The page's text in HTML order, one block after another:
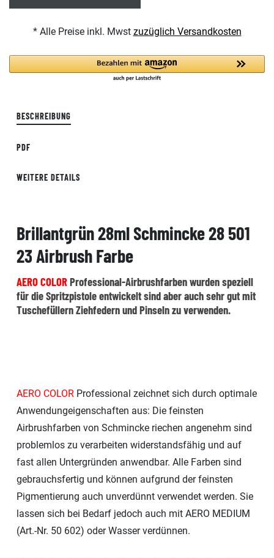
* Alle Preise inkl. Mwst zuzüglich Versandkosten
BESCHREIBUNG
PDF
WEITERE DETAILS
Brillantgrün 28ml Schmincke 28 501
23 Airbrush Farbe
AERO COLORProfessional-Airbrushfarben wurden speziell
für die Spritzpistole entwickelt sind aber auch sehr gut mit
Tuschefüllern Ziehfedern und Pinseln zu verwenden.
AERO COLOR Professional zeichnet sich durch optimale
Anwendungeigenschaften aus: Die feinsten
Airbrushfarben von Schmincke riechen angenehm sind
problemlos zu verarbeiten widerstandsfähig und auf
fast allen Untergründen anwendbar. Alle Farben sind
gebrauchsfertig und können aufgrund der feinsten
Pigmentierung auch unverdünnt verwendet werden. Sie
lassen sich bei Bedarf jedoch auch mit AERO MEDIUM
(Art.-Nr. 50 602) oder Wasser verdünnen.